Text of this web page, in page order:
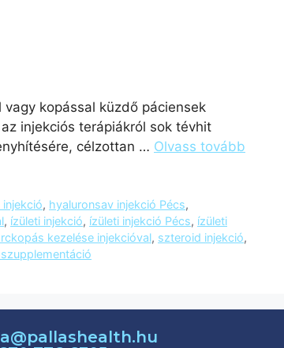
kopással küzdő páciensek
injekciós terápiákról sok tévhit
célzottan … Olvass tovább
, hyaluronsav injekció Pécs,
, ízületi injekció, ízületi injekció Pécs, ízületi
kezelése injekcióval, szteroid injekció,